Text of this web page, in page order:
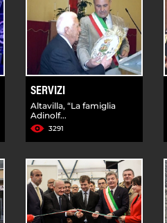
SERVIZI
Altavilla, “La famiglia
Adinolf...
3291